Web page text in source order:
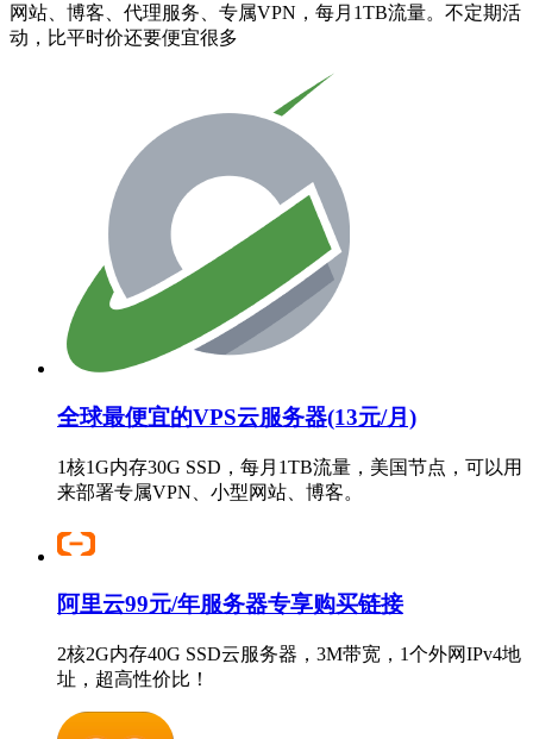
网站、博客、代理服务、专属VPN，每月1TB流量。不定期活
动，比平时价还要便宜很多
全球最便宜的VPS云服务器(13元/月)
1核1G内存30G SSD，每月1TB流量，美国节点，可以用
来部署专属VPN、小型网站、博客。
阿里云99元/年服务器专享购买链接
2核2G内存40G SSD云服务器，3M带宽，1个外网IPv4地
址，超高性价比！